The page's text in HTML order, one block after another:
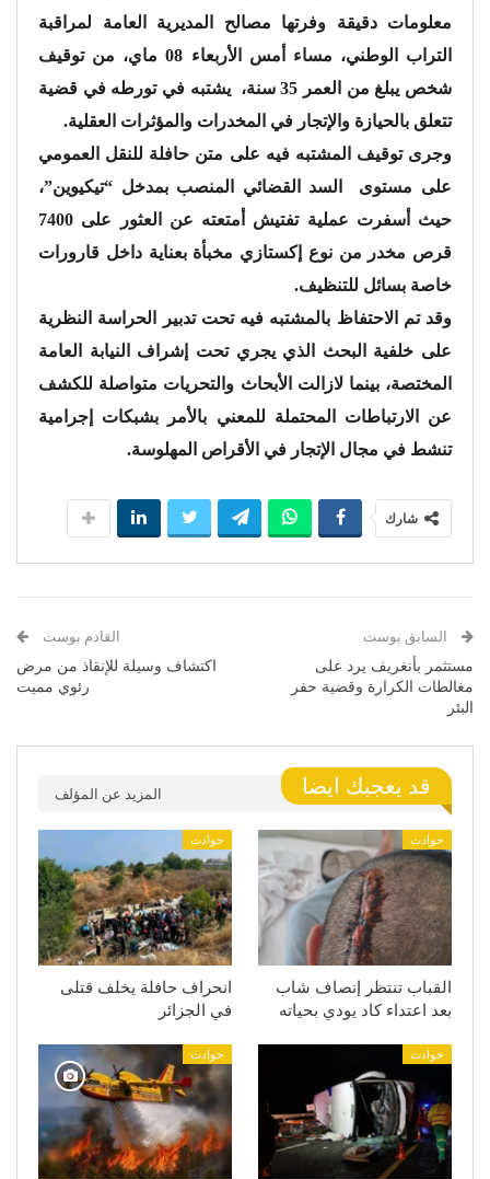
معلومات دقيقة وفرتها مصالح المديرية العامة لمراقبة
التراب الوطني، مساء أمس الأربعاء 08 ماي، من توقيف
شخص يبلغ من العمر 35 سنة، يشتبه في تورطه في قضية
تتعلق بالحيازة والإتجار في المخدرات والمؤثرات العقلية.
وجرى توقيف المشتبه فيه على متن حافلة للنقل العمومي
على مستوى السد القضائي المنصب بمدخل “تيكيوين”،
حيث أسفرت عملية تفتيش أمتعته عن العثور على 7400
قرص مخدر من نوع إكستازي مخبأة بعناية داخل قارورات
خاصة بسائل للتنظيف.
وقد تم الاحتفاظ بالمشتبه فيه تحت تدبير الحراسة النظرية
على خلفية البحث الذي يجري تحت إشراف النيابة العامة
المختصة، بينما لازالت الأبحاث والتحريات متواصلة للكشف
عن الارتباطات المحتملة للمعني بالأمر بشبكات إجرامية
تنشط في مجال الإتجار في الأقراص المهلوسة.
شارك
السابق بوست
مستثمر بأنغريف يرد على
مغالطات الكرارة وقضية حفر
البئر
القادم بوست
اكتشاف وسيلة للإنقاذ من مرض
رئوي مميت
قد يعجبك ايضا المزيد عن المؤلف
حوادث
القباب تنتظر إنصاف شاب
بعد اعتداء كاد يودي بحياته
حوادث
انحراف حافلة يخلف قتلى
في الجزائر
حوادث حوادث